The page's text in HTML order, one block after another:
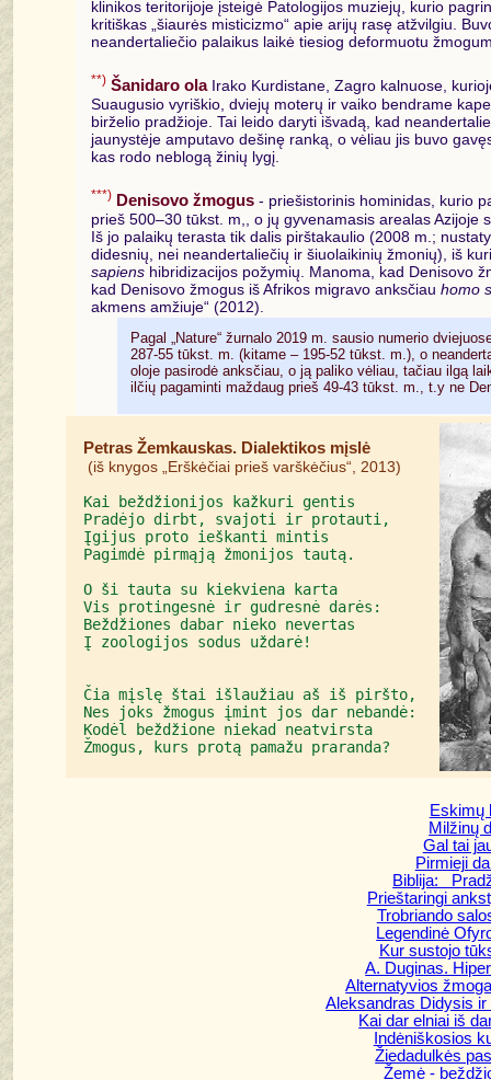
klinikos teritorijoje įsteigė Patologijos muziejų, kurio
kritiškas „šiaurės misticizmo“ apie arijų rasę atžvilgiu.
neandertaliečio palaikus laikė tiesiog deformuotu
**) Šanidaro olaIrako Kurdistane, Zagro kalnuose,
Suaugusio vyriškio, dviejų moterų ir vaiko bendrame
birželio pradžioje. Tai leido daryti išvadą, kad
jaunystėje amputavo dešinę ranką, o vėliau jis buvo
kas rodo neblogą žinių lygį.
***) Denisovo žmogus - priešistorinis hominidas, kurio
prieš 500–30 tūkst. m,, o jų gyvenamasis arealas
Iš jo palaikų terasta tik dalis pirštakaulio (2008 m.;
didesnių, nei neandertaliečių ir šiuolaikinių žmonių), iš
sapiens hibridizacijos požymių. Manoma, kad Denisovo
kad Denisovo žmogus iš Afrikos migravo anksčiau homo
akmens amžiuje“ (2012).
Pagal „Nature“ žurnalo 2019 m. sausio numerio
287-55 tūkst. m. (kitame – 195-52 tūkst. m.), o
oloje pasirodė anksčiau, o ją paliko vėliau, tačiau ilgą
ilčių pagaminti maždaug prieš 49-43 tūkst. m., t.y ne
Petras Žemkauskas. Dialektikos mįslė
(iš knygos „Erškėčiai prieš varškėčius“, 2013)
Kai beždžionijos kažkuri gentis
Pradėjo dirbt, svajoti ir protauti,
Įgijus proto ieškanti mintis
Pagimdė pirmąją žmonijos tautą.
O ši tauta su kiekviena karta
Vis protingesnė ir gudresnė darės:
Beždžiones dabar nieko nevertas
Į zoologijos sodus uždarė!
Čia mįslę štai išlaužiau aš iš piršto,
Nes joks žmogus įmint jos dar nebandė:
Kodėl beždžione niekad neatvirsta
Eskimų
Milžinų
Gal tai
Pirmieji
Biblija:
Prieštaringi
Trobriando
Legendinė
Kur sustojo
A. Duginas.
Alternatyvios
Aleksandras Didysis
Kai dar elniai iš
Indėniškosios
Žiedadulkės
Žemė -